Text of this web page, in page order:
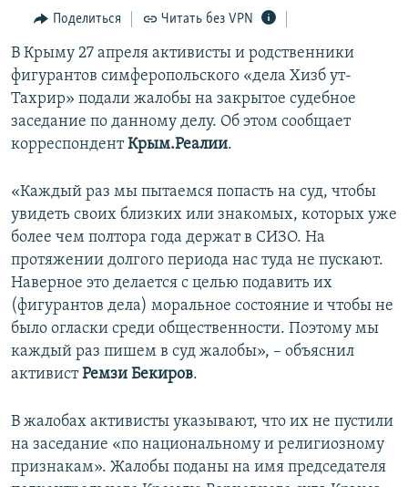
поискуИНФОГРАФИКА
ТЕЛЕПРОЕКТ КРЫМ.РЕАЛИИ
СОВЕТЫ ПРАВОЗАЩИТНИКОВ
ПРОПАВШИЕ БЕЗ ВЕСТИ
ПОБЕДИТЕЛЕЙ НЕ СУДЯТ?
КРЫМ.НЕПОКОРЕННЫЙ
ELIFBE
УКРАИНСКАЯ ПРОБЛЕМА КРЫМА
КАК ОБОЙТИ БЛОКИРОВКУ
Українською
Qırımtatar
ПРИСОЕДИНЯЙТЕСЬ!
Все сайты RFE/RL
Поделиться Читать без VPN
В Крыму 27 апреля активисты и родственники
фигурантов симферопольского «дела Хизб ут-
Тахрир» подали жалобы на закрытое судебное
заседание по данному делу. Об этом сообщает
корреспондентКрым.Реалии.
«Каждый раз мы пытаемся попасть на суд, чтобы
увидеть своих близких или знакомых, которых уже
более чем полтора года держат в СИЗО. На
протяжении долгого периода нас туда не пускают.
Наверное это делается с целью подавить их
(фигурантов дела) моральное состояние и чтобы не
было огласки среди общественности. Поэтому мы
каждый раз пишем в суд жалобы», – объяснил
активистРемзи Бекиров.
В жалобах активисты указывают, что их не пустили
на заседание «по национальному и религиозному
признакам». Жалобы поданы на имя председателя